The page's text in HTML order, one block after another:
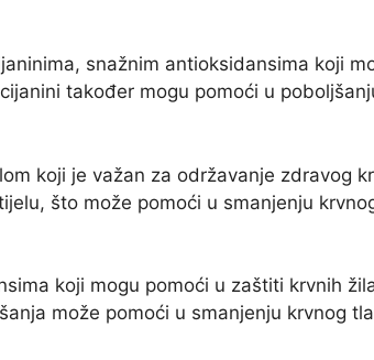
snažnim antioksidansima koji
također mogu pomoći u
koji je važan za održavanje zdravog
što može pomoći u smanjenju
koji mogu pomoći u zaštiti krvnih
može pomoći u smanjenju krvnog